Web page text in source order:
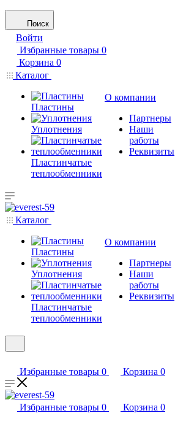
Поиск
Войти
Избранные товары 0
Корзина 0
Каталог
Пластины
Уплотнения
Пластинчатые
теплообменники
О компании
Партнеры
Наши
работы
Реквизиты
Каталог
Пластины
Уплотнения
Пластинчатые
теплообменники
О компании
Партнеры
Наши
работы
Реквизиты
Избранные товары 0 Корзина 0
Избранные товары 0 Корзина 0